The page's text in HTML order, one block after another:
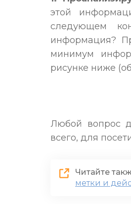
этой
следующем
информация?
минимум
рисунке ниже
Любой вопрос
всего, для
Читайте
метки и